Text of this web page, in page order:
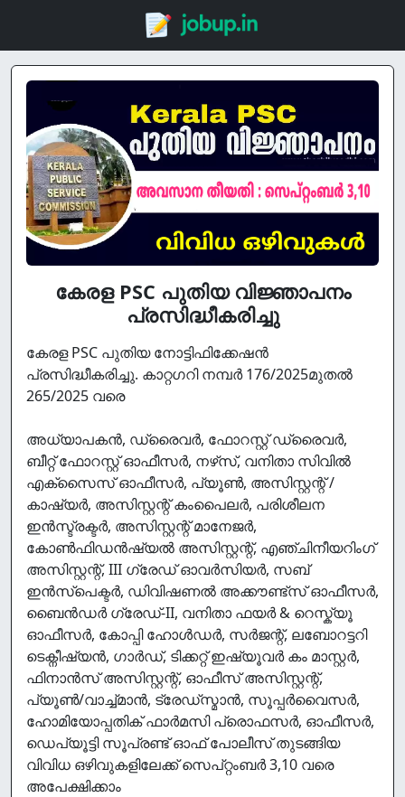
കേരള PSC പുതിയ വിജ്ഞാപനം
പ്രസിദ്ധീകരിച്ചു
കേരള PSC പുതിയ നോട്ടിഫിക്കേഷൻ
പ്രസിദ്ധീകരിച്ചു. കാറ്റഗറി നമ്പർ 176/2025മുതൽ
265/2025 വരെ
അധ്യാപകൻ, ഡ്രൈവർ, ഫോറസ്റ്റ് ഡ്രൈവർ,
ബീറ്റ് ഫോറസ്റ്റ് ഓഫീസർ, നഴ്‌സ്, വനിതാ സിവിൽ
എക്സൈസ് ഓഫീസർ, പ്യൂൺ, അസിസ്റ്റന്റ് /
കാഷ്യർ, അസിസ്റ്റന്റ് കംപൈലർ, പരിശീലന
ഇൻസ്ട്രക്ടർ, അസിസ്റ്റന്റ് മാനേജർ,
കോൺഫിഡൻഷ്യൽ അസിസ്റ്റന്റ്, എഞ്ചിനീയറിംഗ്
അസിസ്റ്റന്റ്, III ഗ്രേഡ് ഓവർസിയർ, സബ്
ഇൻസ്പെക്ടർ, ഡിവിഷണൽ അക്കൗണ്ട്സ് ഓഫീസർ,
ബൈൻഡർ ഗ്രേഡ്-II, വനിതാ ഫയർ & റെസ്ക്യൂ
ഓഫീസർ, കോപ്പി ഹോൾഡർ, സർജന്റ്, ലബോറട്ടറി
ടെക്നീഷ്യൻ, ഗാർഡ്, ടിക്കറ്റ് ഇഷ്യൂവർ കം മാസ്റ്റർ,
ഫിനാൻസ് അസിസ്റ്റന്റ്, ഓഫീസ് അസിസ്റ്റന്റ്,
പ്യൂൺ/വാച്ച്മാൻ, ട്രേഡ്സ്മാൻ, സൂപ്പർവൈസർ,
ഹോമിയോപ്പതിക് ഫാർമസി പ്രൊഫസർ, ഓഫീസർ,
ഡെപ്യൂട്ടി സൂപ്രണ്ട് ഓഫ് പോലീസ് തുടങ്ങിയ
വിവിധ ഒഴിവുകളിലേക്ക് സെപ്റ്റംബർ 3,10 വരെ
അപേക്ഷിക്കാം